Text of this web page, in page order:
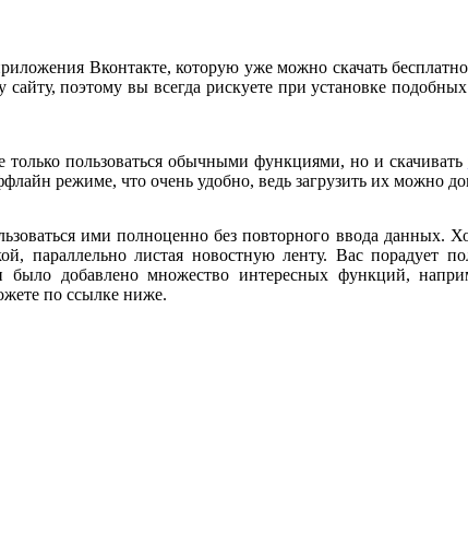
Вконтакте, которую уже можно скачать
поэтому вы всегда рискуете при установке
пользоваться обычными функциями, но и скачивать
режиме, что очень удобно, ведь загрузить их можно
ими полноценно без повторного ввода данных.
параллельно листая новостную ленту. Вас порадует
добавлено множество интересных функций,
по ссылке ниже.